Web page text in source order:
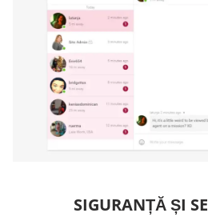
SIGURANȚĂ ȘI